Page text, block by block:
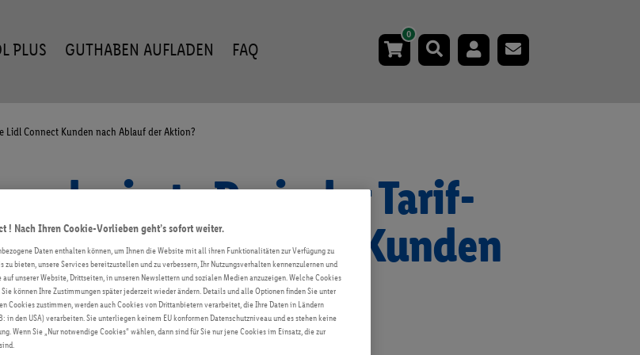
PLUS GUTHABEN AUFLADEN FAQ
0
Lidl Connect Kunden nach Ablauf der Aktion?
reduzierte Preis der Tarif-
Lidl Connect Kunden
der Aktion?
! Nach Ihren Cookie-Vorlieben geht’s sofort weiter.
Daten enthalten können, um Ihnen die Website mit all ihren Funktionalitäten zur Verfügung zu
bieten, unsere Services bereitzustellen und zu verbessern, Ihr Nutzungsverhalten kennenzulernen und
unserer Website, Drittseiten, in unseren Newslettern und sozialen Medien anzuzeigen. Welche Cookies
können Ihre Zustimmungen später jederzeit wieder ändern. Details und alle Optionen finden Sie unter
Cookies zustimmen, werden auch Cookies von Drittanbietern verarbeitet, die Ihre Daten in Ländern
in den USA) verarbeiten. Sie unterliegen keinem EU konformen Datenschutzniveau und es stehen keine
Wenn Sie „Nur notwendige Cookies“ wählen, dann sind für Sie nur jene Cookies im Einsatz, die zur